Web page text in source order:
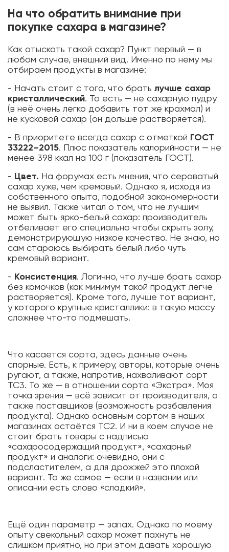
На что обратить внимание при
покупке сахара в магазине?
Как отыскать такой сахар? Пункт первый — в
любом случае, внешний вид. Именно по нему мы
отбираем продукты в магазине:
- Начать стоит с того, что брать лучше сахар
кристаллический. То есть — не сахарную пудру
(в неё очень легко добавить тот же крахмал) и
не кусковой сахар (он дольше растворяется).
- В приоритете всегда сахар с отметкой ГОСТ
33222–2015. Плюс показатель калорийности — не
менее 398 ккал на 100 г (показатель ГОСТ).
- Цвет. На форумах есть мнения, что сероватый
сахар хуже, чем кремовый. Однако я, исходя из
собственного опыта, подобной закономерности
не выявил. Также читал о том, что не лучшим
может быть ярко-белый сахар: производитель
отбеливает его специально чтобы скрыть золу,
демонстрирующую низкое качество. Не знаю, но
сам стараюсь выбирать белый либо чуть
кремовый вариант.
- Консистенция. Логично, что лучше брать сахар
без комочков (как минимум такой продукт легче
растворяется). Кроме того, лучше тот вариант,
у которого крупные кристаллики: в такую массу
сложнее что-то подмешать.
Что касается сорта, здесь данные очень
спорные. Есть, к примеру, авторы, которые очень
ругают, а также, напротив, нахваливают сорт
ТС3. То же — в отношении сорта «Экстра». Моя
точка зрения — всё зависит от производителя, а
также поставщиков (возможность разбавления
продукта). Однако основным сортом в наших
магазинах остаётся ТС2. И ни в коем случае не
стоит брать товары с надписью
«сахаросодержащий продукт», «сахарный
продукт» и аналоги: очевидно, они с
подсластителем, а для дрожжей это плохой
вариант. То же самое — если в названии или
описании есть слово «сладкий».
Ещё один параметр — запах. Однако по моему
опыту свекольный сахар может пахнуть не
слишком приятно, но при этом давать хорошую